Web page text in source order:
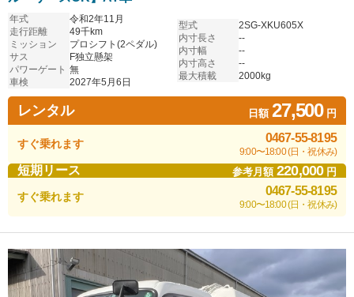
年式
令和2年11月
走行距離
49千km
ミッション
プロシフト(2ペダル)
サス
F独立懸架
パワーゲート 無
車検
2027年5月6日
型式
2SG-XKU605X
内寸長さ
--
内寸幅
--
内寸高さ
--
最大積載
2000kg
レンタル 日額27,500円
すぐ乗れます 0467-55-8195
9:00〜18:00 (日・祝休み)
短期リース 参考月額220,000円
すぐ乗れます 0467-55-8195
9:00〜18:00 (日・祝休み)